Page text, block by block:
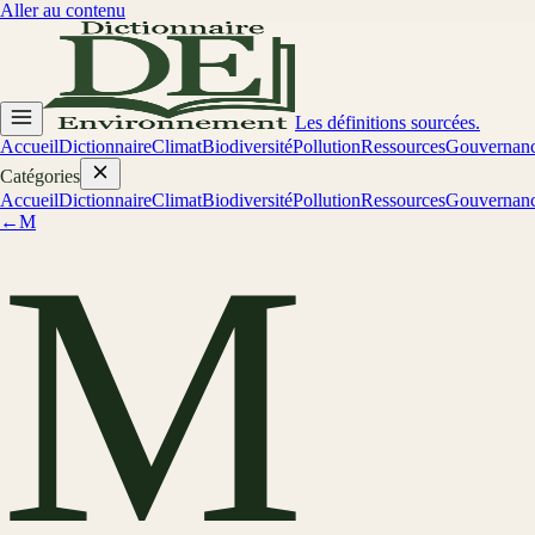
Aller au contenu
Les définitions sourcées.
AccueilDictionnaireClimatBiodiversitéPollutionRessources
Catégories
AccueilDictionnaireClimatBiodiversitéPollutionRessources
←M
M